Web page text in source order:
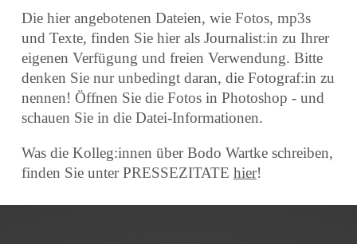
Die hier angebotenen Dateien, wie Fotos, mp3s
und Texte, finden Sie hier als Journalist:in zu Ihrer
eigenen Verfügung und freien Verwendung. Bitte
denken Sie nur unbedingt daran, die Fotograf:in zu
nennen! Öffnen Sie die Fotos in Photoshop - und
schauen Sie in die Datei-Informationen.
Was die Kolleg:innen über Bodo Wartke schreiben,
finden Sie unter PRESSEZITATE hier!